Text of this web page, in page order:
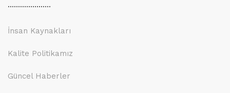
.....................
İnsan Kaynakları
Kalite Politikamız
Güncel Haberler